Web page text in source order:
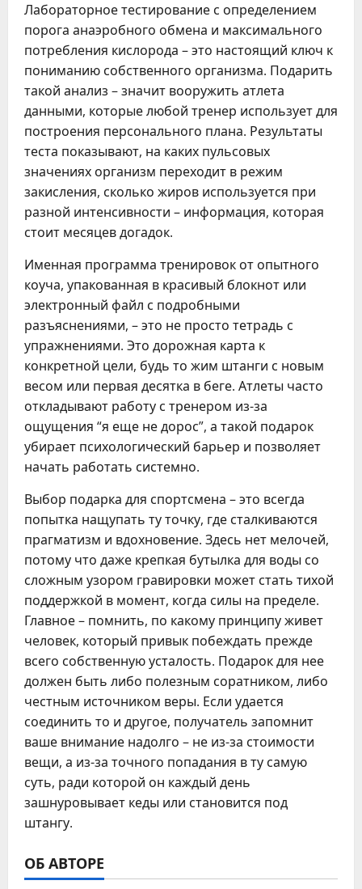
Лабораторное тестирование с определением
порога анаэробного обмена и максимального
потребления кислорода – это настоящий ключ к
пониманию собственного организма. Подарить
такой анализ – значит вооружить атлета
данными, которые любой тренер использует для
построения персонального плана. Результаты
теста показывают, на каких пульсовых
значениях организм переходит в режим
закисления, сколько жиров используется при
разной интенсивности – информация, которая
стоит месяцев догадок.
Именная программа тренировок от опытного
коуча, упакованная в красивый блокнот или
электронный файл с подробными
разъяснениями, – это не просто тетрадь с
упражнениями. Это дорожная карта к
конкретной цели, будь то жим штанги с новым
весом или первая десятка в беге. Атлеты часто
откладывают работу с тренером из-за
ощущения “я еще не дорос”, а такой подарок
убирает психологический барьер и позволяет
начать работать системно.
Выбор подарка для спортсмена – это всегда
попытка нащупать ту точку, где сталкиваются
прагматизм и вдохновение. Здесь нет мелочей,
потому что даже крепкая бутылка для воды со
сложным узором гравировки может стать тихой
поддержкой в момент, когда силы на пределе.
Главное – помнить, по какому принципу живет
человек, который привык побеждать прежде
всего собственную усталость. Подарок для нее
должен быть либо полезным соратником, либо
честным источником веры. Если удается
соединить то и другое, получатель запомнит
ваше внимание надолго – не из-за стоимости
вещи, а из-за точного попадания в ту самую
суть, ради которой он каждый день
зашнуровывает кеды или становится под
штангу.
ОБ АВТОРЕ